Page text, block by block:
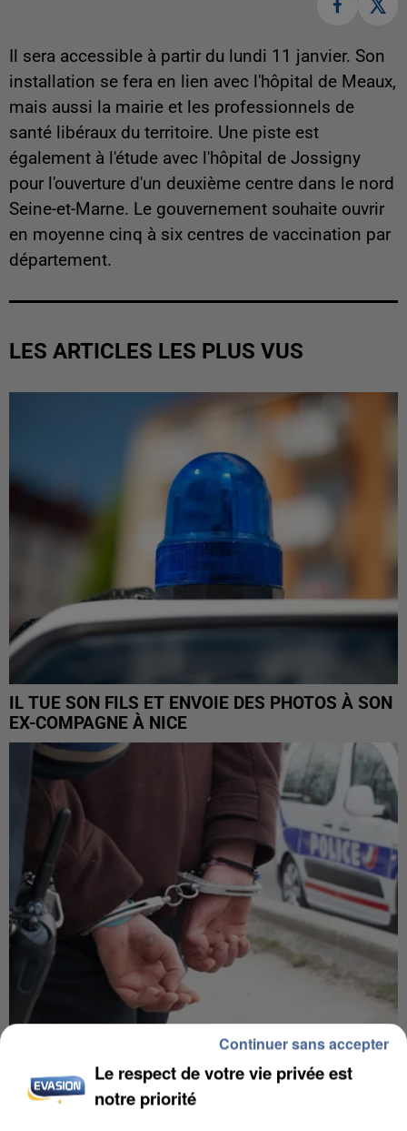
Il sera accessible à partir du lundi 11 janvier. Son
installation se fera en lien avec l'hôpital de Meaux,
mais aussi la mairie et les professionnels de
santé libéraux du territoire. Une piste est
également à l'étude avec l'hôpital de Jossigny
pour l'ouverture d'un deuxième centre dans le nord
Seine-et-Marne. Le gouvernement souhaite ouvrir
en moyenne cinq à six centres de vaccination par
département.
LES ARTICLES LES PLUS VUS
IL TUE SON FILS ET ENVOIE DES PHOTOS À SON
EX-COMPAGNE À NICE
L’UN DES FONDATEURS SUPPOSÉS DE LA DZ
MAFIA INTERPELLÉ EN ALGÉRIE
Le respect de votre vie privée est
notre priorité
Continuer sans accepter